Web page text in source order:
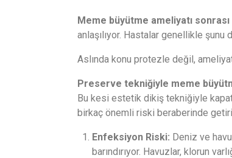
Meme büyütme ameliyatı sonrası
anlaşılıyor. Hastalar genellikle şunu
Aslında konu protezle değil,
Preserve tekniğiyle meme
Bu kesi estetik dikiş tekniğiyle
birkaç önemli riski beraberinde
Enfeksiyon Riski: Deniz ve
barındırıyor. Havuzlar, klorun